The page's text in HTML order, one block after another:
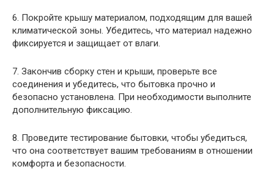
6. Покройте крышу материалом, подходящим для вашей
климатической зоны. Убедитесь, что материал надежно
фиксируется и защищает от влаги.
7. Закончив сборку стен и крыши, проверьте все
соединения и убедитесь, что бытовка прочно и
безопасно установлена. При необходимости выполните
дополнительную фиксацию.
8. Проведите тестирование бытовки, чтобы убедиться,
что она соответствует вашим требованиям в отношении
комфорта и безопасности.